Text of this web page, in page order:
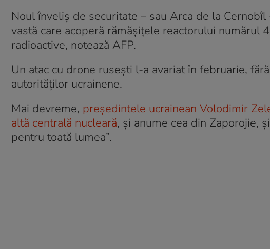
Noul înveliş de securitate – sau Arca de la
vastă care acoperă rămăşiţele reactorului numărul
radioactive, notează AFP.
Un atac cu drone ruseşti l-a avariat în februarie,
autorităţilor ucrainene.
Mai devreme, preşedintele ucrainean Volodimir
altă centrală nucleară, și anume cea din Zaporojie,
pentru toată lumea”.